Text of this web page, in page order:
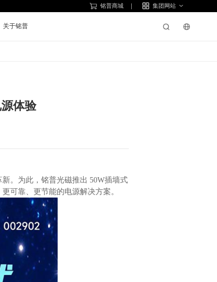
铭普商城 集团网站
关于铭普
体验
可靠、更节能的电源解决方案。